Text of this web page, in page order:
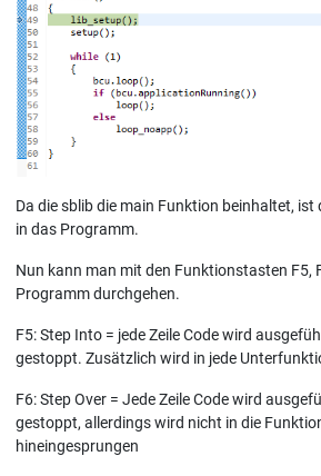
Da die sblib die main Funktion beinhaltet,
in das Programm.
Nun kann man mit den Funktionstasten F5,
Programm durchgehen.
F5: Step Into = jede Zeile Code wird
gestoppt. Zusätzlich wird in jede
F6: Step Over = Jede Zeile Code wird
gestoppt, allerdings wird nicht in die
hineingesprungen